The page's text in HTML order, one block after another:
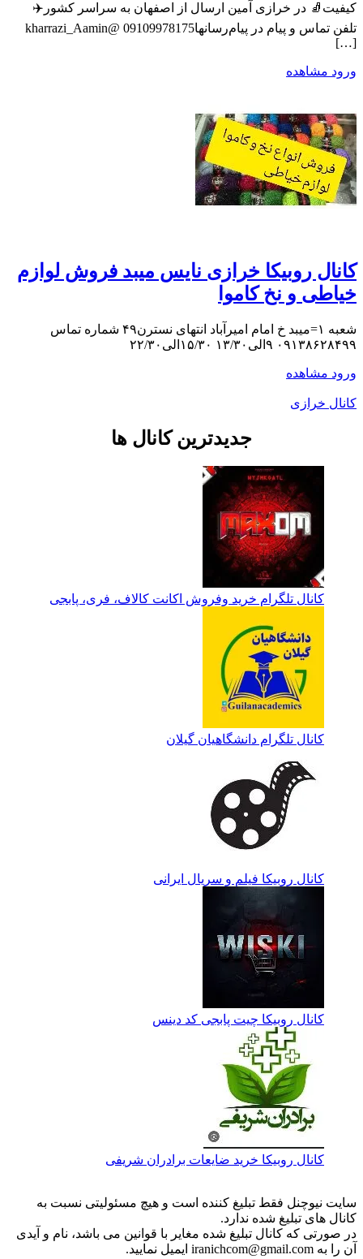
کیفیت🧦 در خرازی آمین ارسال از اصفهان به سراسر کشور✈️
تلفن تماس و پیام در پیام‌رسانها09109978175 @kharrazi_Aamin
[…]
ورود مشاهده
کانال روبیکا خرازی نایس میبد فروش لوازم
خیاطی و نخ کاموا
شعبه ۱=میبد خ امام امیرآباد انتهای نسترن۴۹ شماره تماس
۰۹۱۳۸۶۲۸۴۹۹ ۹الی۱۳/۳۰ ۱۵/۳۰الی۲۲/۳۰
ورود مشاهده
کانال خرازی
جدیدترین کانال ها
کانال تلگرام خرید وفروش اکانت کالاف، فری، پابجی
کانال تلگرام دانشگاهیان گیلان
کانال روبیکا فیلم و سریال ایرانی
کانال روبیکا چیت پابجی کد دینس
کانال روبیکا خرید ضایعات برادران شریفی
سایت نیوچنل فقط تبلیغ کننده است و هیچ مسئولیتی نسبت به
کانال های تبلیغ شده ندارد.
در صورتی که کانال تبلیغ شده مغایر با قوانین می باشد، نام و آیدی
آن را به iranichcom@gmail.com ایمیل نمایید.